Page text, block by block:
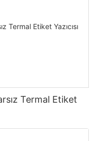
Termal Etiket